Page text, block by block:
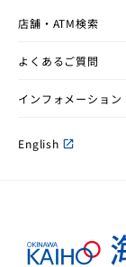
店舗・ATM検索
よくあるご質問
インフォメーション
English open_in_new